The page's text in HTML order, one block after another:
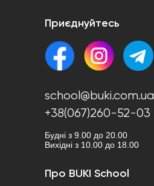
Приєднуйтесь
school@buki.com.ua
+38(067)260-52-03
Будні з 9.00 до 20.00
Вихідні з 10.00 до 18.00
Про BUKI School